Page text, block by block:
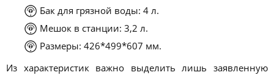
Бак для грязной воды: 4 л.
Мешок в станции: 3,2 л.
Размеры: 426*499*607 мм.
Из характеристик важно выделить лишь заявленную